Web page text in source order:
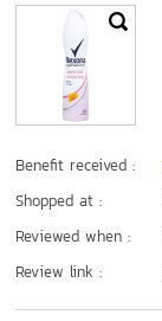
Benefit received :
Shopped at :
Reviewed when :
Review link :